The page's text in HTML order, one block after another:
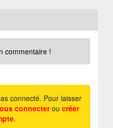
commentaire !
connecté. Pour laisser
connecterou créer
.